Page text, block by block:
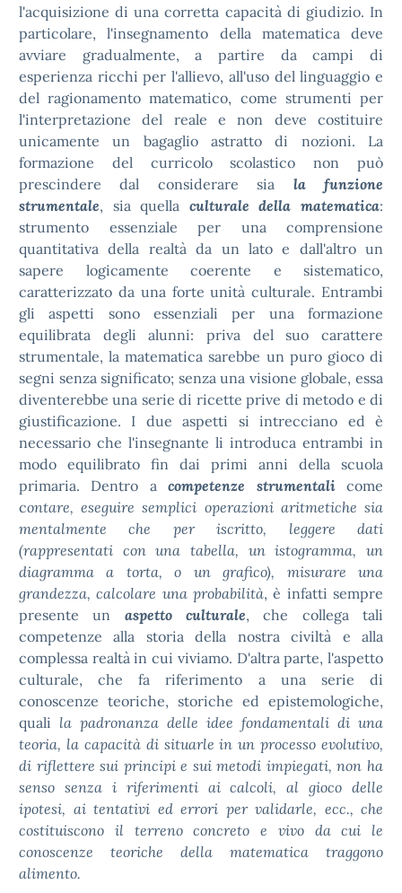
l'acquisizione di una corretta capacità di giudizio. In
particolare, l'insegnamento della matematica deve
avviare gradualmente, a partire da campi di
esperienza ricchi per l'allievo, all'uso del linguaggio e
del ragionamento matematico, come strumenti per
l'interpretazione del reale e non deve costituire
unicamente un bagaglio astratto di nozioni. La
formazione del curricolo scolastico non può
prescindere dal considerare sia la funzione
strumentale, sia quella culturale della matematica:
strumento essenziale per una comprensione
quantitativa della realtà da un lato e dall'altro un
sapere logicamente coerente e sistematico,
caratterizzato da una forte unità culturale. Entrambi
gli aspetti sono essenziali per una formazione
equilibrata degli alunni: priva del suo carattere
strumentale, la matematica sarebbe un puro gioco di
segni senza significato; senza una visione globale, essa
diventerebbe una serie di ricette prive di metodo e di
giustificazione. I due aspetti si intrecciano ed è
necessario che l'insegnante li introduca entrambi in
modo equilibrato fin dai primi anni della scuola
primaria. Dentro acompetenze strumentali come
contare, eseguire semplici operazioni aritmetiche sia
mentalmente che per iscritto, leggere dati
(rappresentati con una tabella, un istogramma, un
diagramma a torta, o un grafico), misurare una
grandezza, calcolare una probabilità, è infatti sempre
presente un aspetto culturale, che collega tali
competenze alla storia della nostra civiltà e alla
complessa realtà in cui viviamo. D'altra parte, l'aspetto
culturale, che fa riferimento a una serie di
conoscenze teoriche, storiche ed epistemologiche,
quali la padronanza delle idee fondamentali di una
teoria, la capacità di situarle in un processo evolutivo,
di riflettere sui principi e sui metodi impiegati, non ha
senso senza i riferimenti ai calcoli, al gioco delle
ipotesi, ai tentativi ed errori per validarle, ecc., che
costituiscono il terreno concreto e vivo da cui le
conoscenze teoriche della matematica traggono
alimento.